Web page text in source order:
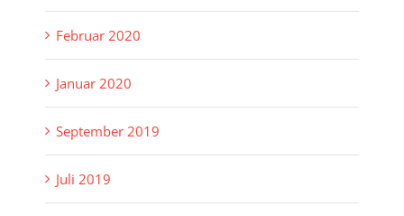
Februar 2020
Januar 2020
September 2019
Juli 2019